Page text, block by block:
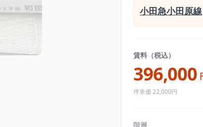
小田急小田原線
賃料（税込）
396,000
坪単価 22,000円
階層